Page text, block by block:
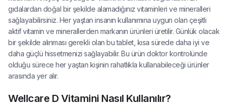
gıdalardan doğal bir şekilde alamadığınız vitaminleri ve mineralleri
sağlayabilirsiniz. Her yaştan insanın kullanımına uygun olan çeşitli
aktif vitamin ve minerallerden markanın ürünleri üretilir. Günlük olacak
bir şekilde alınması gerekli olan bu tablet, kısa sürede daha iyi ve
daha güçlü hissetmenizi sağlayabilir. Bu ürün doktor kontrolünde
olduğu sürece her yaştan kişinin rahatlıkla kullanabileceği ürünler
arasında yer alır.
Wellcare D Vitamini Nasıl Kullanılır?